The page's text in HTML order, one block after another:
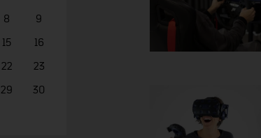
8 9
15 16
22 23
29 30